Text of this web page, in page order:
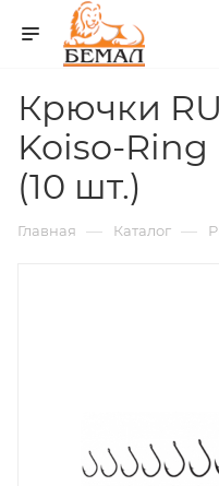
Крючки
Koiso-Ring
(10 шт.)
Главная — Каталог —